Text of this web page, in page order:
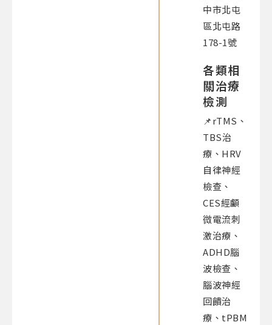
中市北屯
區北屯路
178-1號
各類相
關治療
檢測
📌rTMS、
TBS治
療、HRV
自律神經
檢查、
CES經顱
微電流刺
激治療、
ADHD腦
波檢查、
腦波神經
回饋治
療、tPBM